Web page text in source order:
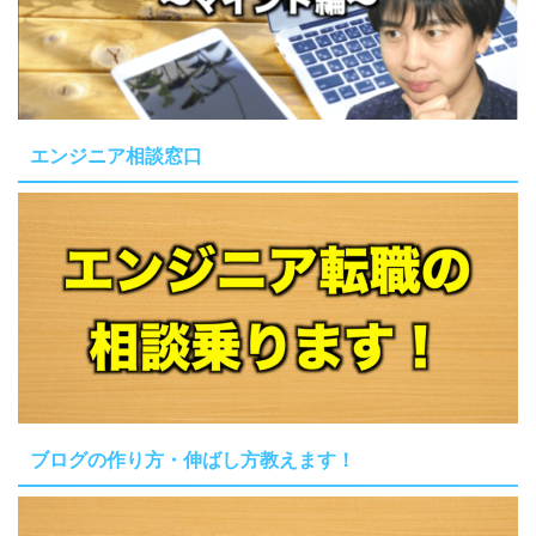
エンジニア相談窓口
ブログの作り方・伸ばし方教えます！